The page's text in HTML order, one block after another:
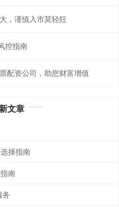
，谨慎入市莫轻狂
控指南
配资公司，助您财富增值
文章
择指南
南
务